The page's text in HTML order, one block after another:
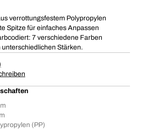
verrottungsfestem Polypropylen
Spitze für einfaches Anpassen
7 verschiedene Farben
Stärken.
(PP)